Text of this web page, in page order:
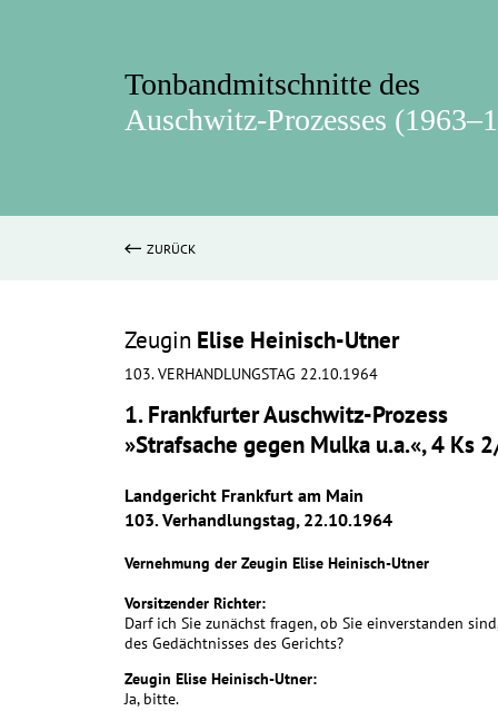
Tonbandmitschnitte des
Auschwitz-Prozesses
ZURÜCK
Zeugin Elise Heinisch-Utner
103. VERHANDLUNGSTAG 22.10.1964
1. Frankfurter Auschwitz-Prozess
»Strafsache gegen Mulka u.a.«, 4 Ks
Landgericht Frankfurt am Main
103. Verhandlungstag, 22.10.1964
Vernehmung der Zeugin Elise Heinisch-Utner
Vorsitzender Richter:
Darf ich Sie zunächst fragen, ob Sie einverstanden
des Gedächtnisses des Gerichts?
Zeugin Elise Heinisch-Utner:
Ja, bitte.